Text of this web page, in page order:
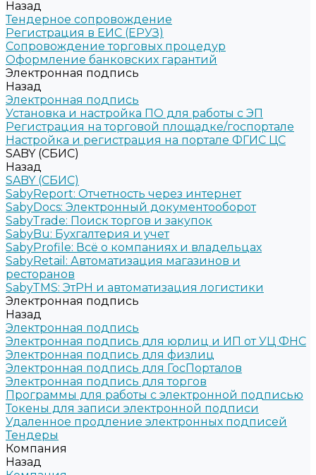
Назад
Тендерное сопровождение
Регистрация в ЕИС (ЕРУЗ)
Сопровождение торговых процедур
Оформление банковских гарантий
Электронная подпись
Назад
Электронная подпись
Установка и настройка ПО для работы с ЭП
Регистрация на торговой площадке/госпортале
Настройка и регистрация на портале ФГИС ЦС
SABY (СБИС)
Назад
SABY (СБИС)
SabyReport: Отчетность через интернет
SabyDocs: Электронный документооборот
SabyTrade: Поиск торгов и закупок
SabyBu: Бухгалтерия и учет
SabyProfile: Всё о компаниях и владельцах
SabyRetail: Автоматизация магазинов и
ресторанов
SabyTMS: ЭтРН и автоматизация логистики
Электронная подпись
Назад
Электронная подпись
Электронная подпись для юрлиц и ИП от УЦ ФНС
Электронная подпись для физлиц
Электронная подпись для ГосПорталов
Электронная подпись для торгов
Программы для работы с электронной подписью
Токены для записи электронной подписи
Удаленное продление электронных подписей
Тендеры
Компания
Назад